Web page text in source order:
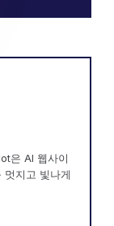
은 AI 웹사이
지고 빛나게